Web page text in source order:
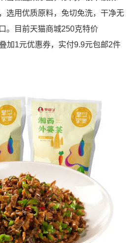
选用优质原料，免切免洗，干净无
。目前天猫商城250克特价
加1元优惠券，实付9.9元包邮2件